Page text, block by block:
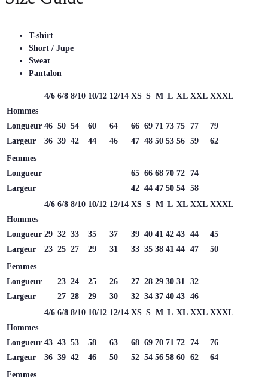
T-shirt
Short / Jupe
Sweat
Pantalon
4/6 6/8 8/10 10/12 12/14 XS S M L XL XXL XXXL
Hommes
Longueur 46 50 54 60 64 66 69 71 73 75 77
79
Largeur
36 39 42 44 46 47 48 50 53 56 59
62
Femmes
Longueur
65 66 68 70 72 74
Largeur
42 44 47 50 54 58
4/6 6/8 8/10 10/12 12/14 XS S M L XL XXL XXXL
Hommes
Longueur 29 32 33 35 37 39 40 41 42 43 44
45
Largeur
23 25 27 29 31 33 35 38 41 44 47
50
Femmes
Longueur
23 24 25 26 27 28 29 30 31
32
Largeur
27 28 29 30 32 34 37 40 43 46
4/6 6/8 8/10 10/12 12/14 XS S M L XL XXL XXXL
Hommes
Longueur 43 43 53 58 63 68 69 70 71 72 74
76
Largeur
36 39 42 46 50 52 54 56 58 60 62
64
Femmes